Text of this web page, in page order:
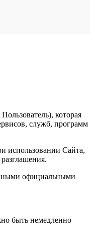
которая
служб, программ
использовании Сайта,
официальными
быть немедленно